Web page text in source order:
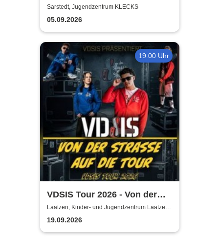
Sarstedt, Jugendzentrum KLECKS
05.09.2026
19:00 Uhr
VDSIS Tour 2026 - Von der
Strasse auf die Tour
Laatzen, Kinder- und Jugendzentrum Laatzen
KiJuZ
19.09.2026